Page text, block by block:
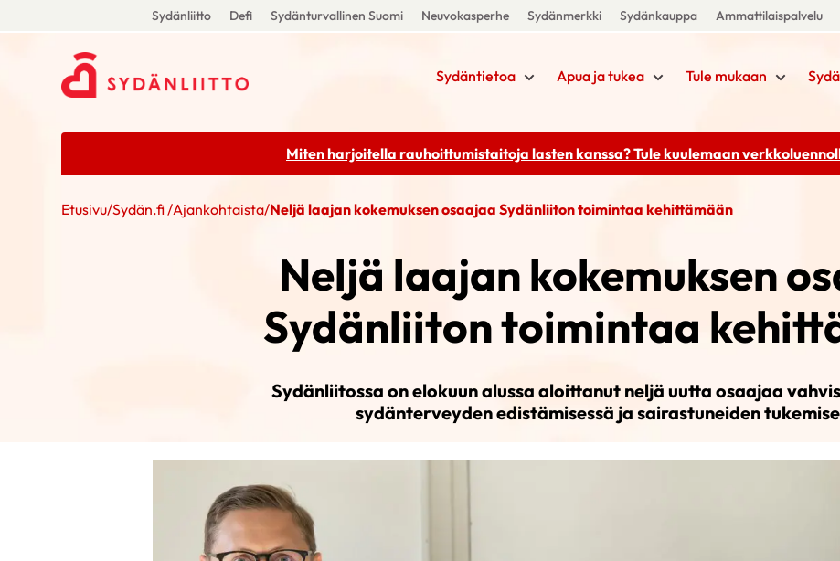
Sydänliitto Defi Sydänturvallinen Suomi Neuvokasperhe Sydänmerkki Sydänkauppa Ammattilaispalvelu
Sydäntietoa Apua ja tukea Tule mukaan
Miten harjoitella rauhoittumistaitoja lasten kanssa? Tule kuulemaan
Etusivu/Sydän.fi/Ajankohtaista/Neljä laajan kokemuksen osaajaa Sydänliiton toimintaa kehittämään
Neljä laajan kokemuksen
Sydänliiton toimintaa
Sydänliitossa on elokuun alussa aloittanut neljä uutta osaajaa
sydänterveyden edistämisessä ja sairastuneiden